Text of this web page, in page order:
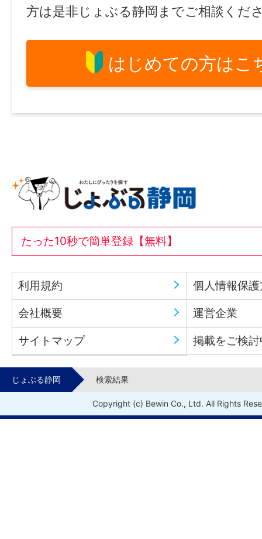
方は是非じょぶる静岡までご相談くだ
はじめての方はこ
たった10秒で簡単登録【無料】
利用規約 個人情報保
会社概要 運営企業
サイトマップ 掲載をご検
じょぶる静岡 検索結果
Copyright (c) Bewin Co., Ltd. All Rights